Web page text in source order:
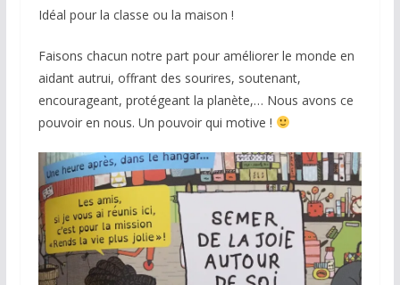
Idéal pour la classe ou la maison !
Faisons chacun notre part pour améliorer le monde en
aidant autrui, offrant des sourires, soutenant,
encourageant, protégeant la planète,… Nous avons ce
pouvoir en nous. Un pouvoir qui motive !